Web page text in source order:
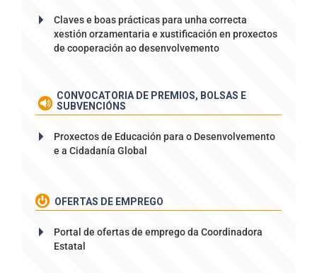
Claves e boas prácticas para unha correcta
xestión orzamentaria e xustificación en proxectos
de cooperación ao desenvolvemento
CONVOCATORIA DE PREMIOS, BOLSAS E
SUBVENCIÓNS
Proxectos de Educación para o Desenvolvemento
e a Cidadanía Global
OFERTAS DE EMPREGO
Portal de ofertas de emprego da Coordinadora
Estatal